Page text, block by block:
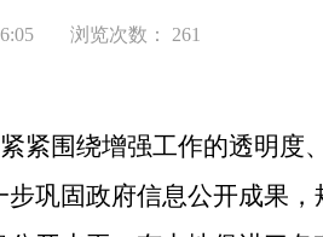
浏览次数： 261
紧围绕增强工作的透明度
巩固政府信息公开成果